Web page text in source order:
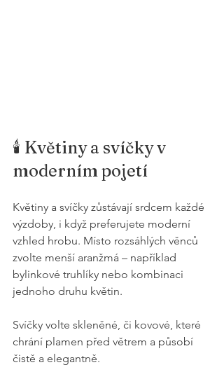
🕯️ Květiny a svíčky v
moderním pojetí
Květiny a svíčky zůstávají srdcem každé
výzdoby, i když preferujete moderní
vzhled hrobu. Místo rozsáhlých věnců
zvolte menší aranžmá – například
bylinkové truhlíky nebo kombinaci
jednoho druhu květin.
Svíčky volte skleněné, či kovové, které
chrání plamen před větrem a působí
čistě a elegantně.